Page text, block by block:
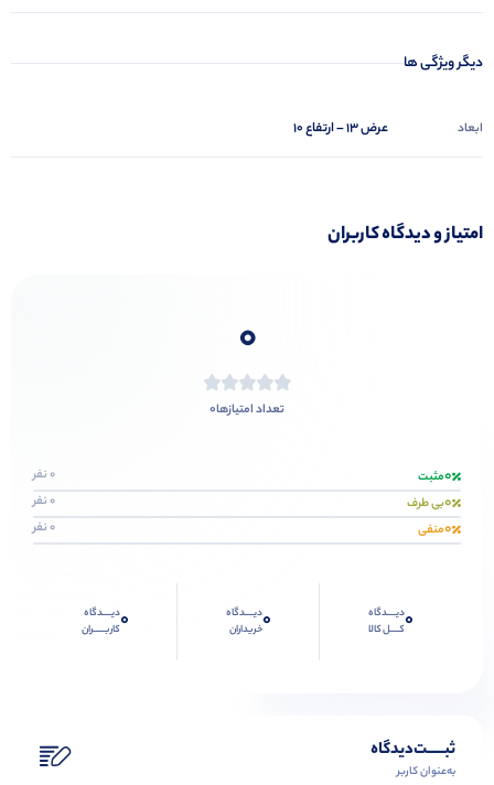
دیگر ویژگی ها
ابعاد عرض ۱۳ – ارتفاع ۱۰
امتیاز و دیدگاه کاربران
0
تعداد امتیازها0
0مثبت 0 نفر
0بی طرف 0 نفر
0منفی 0 نفر
0دیــــدگاه
کــــل کالا
0دیــــدگاه
خریداران
0دیــــدگاه
کاربـــــران
ثبـــــت‌دیدگاه
به‌عنوان کاربر